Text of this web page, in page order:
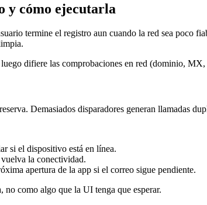
y cómo ejecutarla
termine el registro aun cuando la red sea poco
difiere las comprobaciones en red (dominio,
Demasiados disparadores generan llamadas
si el dispositivo está en línea.
la conectividad.
apertura de la app si el correo sigue pendiente.
como algo que la UI tenga que esperar.